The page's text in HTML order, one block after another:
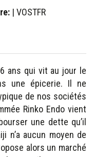
| VOSTFR
ans qui vit au jour le
une épicerie. Il ne
de nos sociétés
Rinko Endo vient
une dette qu’il
n’a aucun moyen de
alors un marché